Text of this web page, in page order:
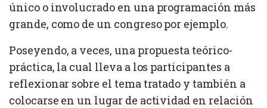
único o involucrado en una programación más
grande, como de un congreso por ejemplo.
Poseyendo, a veces, una propuesta teórico-
práctica, la cual lleva a los participantes a
reflexionar sobre el tema tratado y también a
colocarse en un lugar de actividad en relación